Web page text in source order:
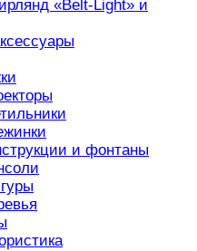
«Belt-Light» и
и фонтаны